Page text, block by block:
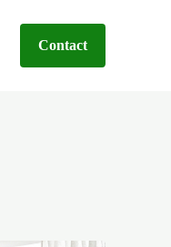
Contact